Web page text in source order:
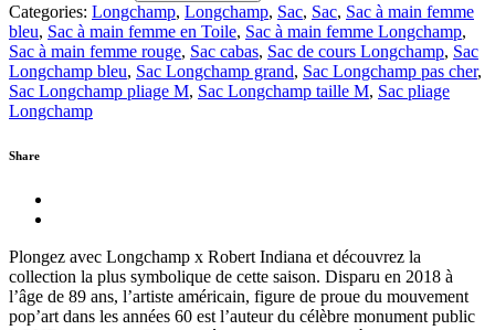
Categories: Longchamp, Longchamp, Sac, Sac, Sac à main femme
bleu, Sac à main femme en Toile, Sac à main femme Longchamp,
Sac à main femme rouge, Sac cabas, Sac de cours Longchamp, Sac
Longchamp bleu, Sac Longchamp grand, Sac Longchamp pas cher,
Sac Longchamp pliage M, Sac Longchamp taille M, Sac pliage
Longchamp
Share
Plongez avec Longchamp x Robert Indiana et découvrez la
collection la plus symbolique de cette saison. Disparu en 2018 à
l’âge de 89 ans, l’artiste américain, figure de proue du mouvement
pop’art dans les années 60 est l’auteur du célèbre monument public